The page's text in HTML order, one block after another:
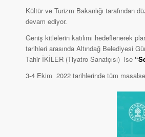
Kültür ve Turizm Bakanlığı tarafından
devam ediyor.
Geniş kitlelerin katılımı hedeflenerek
tarihleri arasında Altındağ Belediyesi
Tahir İKİLER (Tiyatro Sanatçısı) ise
3-4 Ekim 2022 tarihlerinde tüm